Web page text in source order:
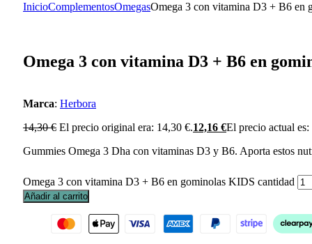
InicioComplementosOmegasOmega 3 con vitamina D3 + B6 en
Omega 3 con vitamina D3 + B6 en
Marca: Herbora
14,30€ El precio original era: 14,30 €.12,16 €El precio actual
Gummies Omega 3 Dha con vitaminas D3 y B6. Aporta estos
Omega 3 con vitamina D3 + B6 en gominolas KIDS cantidad
Añadir al carrito